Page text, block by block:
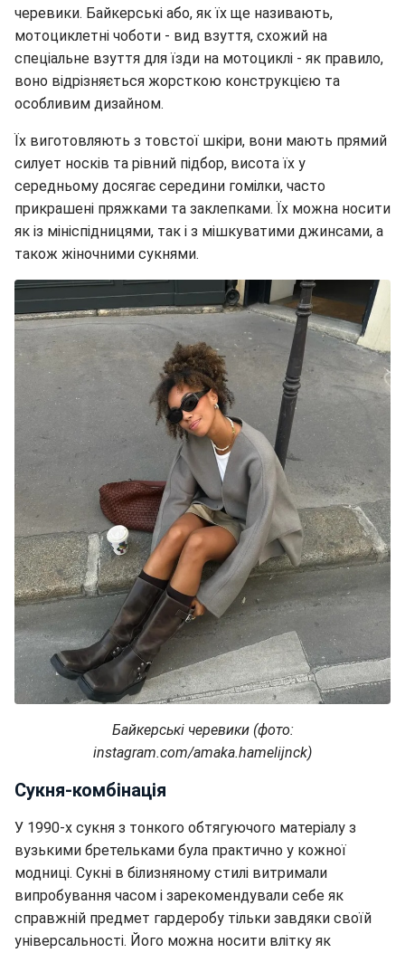
черевики. Байкерські або, як їх ще називають,
мотоциклетні чоботи - вид взуття, схожий на
спеціальне взуття для їзди на мотоциклі - як правило,
воно відрізняється жорсткою конструкцією та
особливим дизайном.
Їх виготовляють з товстої шкіри, вони мають прямий
силует носків та рівний підбор, висота їх у
середньому досягає середини гомілки, часто
прикрашені пряжками та заклепками. Їх можна носити
як із мініспідницями, так і з мішкуватими джинсами, а
також жіночними сукнями.
Байкерські черевики (фото:
instagram.com/amaka.hamelijnck)
Сукня-комбінація
У 1990-х сукня з тонкого обтягуючого матеріалу з
вузькими бретельками була практично у кожної
модниці. Сукні в білизняному стилі витримали
випробування часом і зарекомендували себе як
справжній предмет гардеробу тільки завдяки своїй
універсальності. Його можна носити влітку як